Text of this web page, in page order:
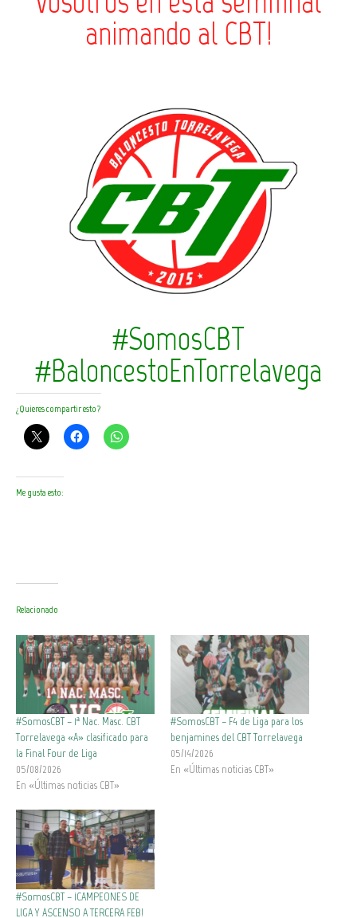
animando al CBT!
#SomosCBT
#BaloncestoEnTorrelavega
¿Quieres compartir esto?
Me gusta esto:
Relacionado
#SomosCBT – 1ª Nac. Masc. CBT
Torrelavega «A» clasificado para
la Final Four de Liga
05/08/2026
En «Últimas noticias CBT»
#SomosCBT – F4 de Liga para los
benjamines del CBT Torrelavega
05/14/2026
En «Últimas noticias CBT»
#SomosCBT – ¡CAMPEONES DE
LIGA Y ASCENSO A TERCERA FEB!